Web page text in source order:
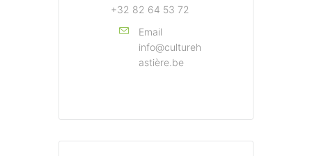
+32 82 64 53 72
Email
info@cultureh
astière.be